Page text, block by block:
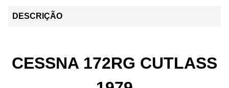
DESCRIÇÃO
CESSNA 172RG CUTLASS